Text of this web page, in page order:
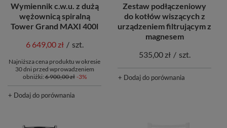
Wymiennik c.w.u. z dużą
wężownicą spiralną
Tower Grand MAXI 400l
6 649,00 zł / szt.
Najniższa cena produktu w okresie
30 dni przed wprowadzeniem
obniżki:6 900,00 zł -3%
+ Dodaj do porównania
Zestaw podłączeniowy
do kotłów wiszących z
urządzeniem filtrującym z
magnesem
535,00 zł / szt.
+ Dodaj do porównania